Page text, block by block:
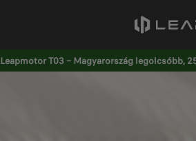
Leapmotor T03 – Magyarország legolcsóbb,